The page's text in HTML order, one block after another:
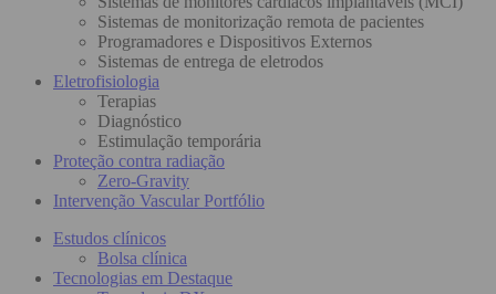
Sistemas de monitorização remota de pacientes
Programadores e Dispositivos Externos
Sistemas de entrega de eletrodos
Eletrofisiologia
Terapias
Diagnóstico
Estimulação temporária
Proteção contra radiação
Zero-Gravity
Intervenção Vascular Portfólio
Estudos clínicos
Bolsa clínica
Tecnologias em Destaque